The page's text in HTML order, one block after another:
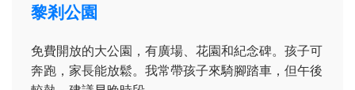
黎剎公園
免費開放的大公園，有廣場、花園和紀念碑。孩子可
奔跑，家長能放鬆。我常帶孩子來騎腳踏車，但午後